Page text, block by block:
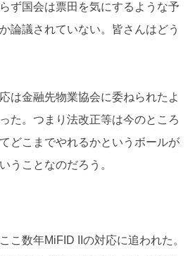
ず国会は票田を気にするような予
論議されていない。皆さんはどう
は金融先物業協会に委ねられたよ
た。つまり法改正等は今のところ
どこまでやれるかというボールが
うことなのだろう。
こ数年MiFID IIの対応に追われた。